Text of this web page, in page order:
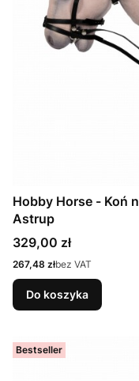
Hobby Horse - Koń
Astrup
Cena
329,00 zł
Cena
267,48 złbez VAT
Do koszyka
Bestseller